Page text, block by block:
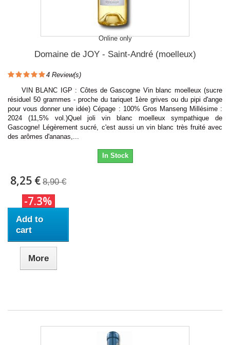
Online only
Domaine de JOY - Saint-André (moelleux)
4 Review(s)
VIN BLANC IGP : Côtes de Gascogne Vin blanc moelleux (sucre
résiduel 50 grammes - proche du tariquet 1ère grives ou du pipi d'ange
pour vous donner une idée) Cépage : 100% Gros Manseng Millésime :
2024 (11,5% vol.)Quel joli vin blanc moelleux sympathique de
Gascogne! Légèrement sucré, c'est aussi un vin blanc très fruité avec
des arômes d'ananas,...
In Stock
8,25 € 8,90 €
-7.3%
Add to
cart
More